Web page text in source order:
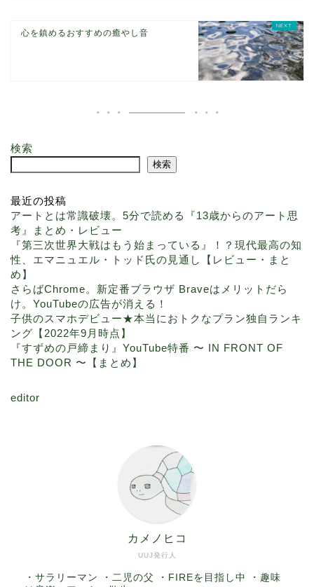
心を鎮めるおすすめの癒やし音
検索
検索
最近の投稿
アートとは常識破壊。5分で読める『13歳からのアート思
考』まとめ・レビュー
『第三次世界大戦はもう始まっている』！？現代最高の知
性、エマニュエル・トッド氏の見通し【レビュー・まと
め】
さらばChrome。新定番ブラウザ Braveはメリットだら
け。YouTubeの広告が消える！
子供のスマホデビュー★本当におトクなプラン独自ランキ
ング【2022年9月時点】
『すずめの戸締まり』YouTube特番 〜 IN FRONT OF
THE DOOR 〜【まとめ】
editor
UUJ発行人
カメノヒコ
・サラリーマン ・二児の父 ・FIREを目指し中 ・趣味